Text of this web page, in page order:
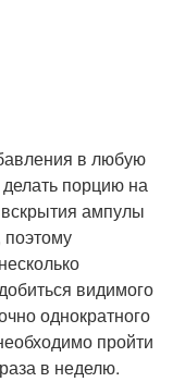
в любую
порцию на
ампулы
видимого
однократного
пройти
в неделю.